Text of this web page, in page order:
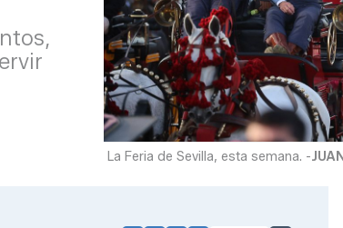
La Feria de Sevilla, esta semana. -